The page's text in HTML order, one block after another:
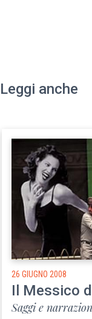
Leggi anche
26 GIUGNO 2008
Il Messico
Saggi e